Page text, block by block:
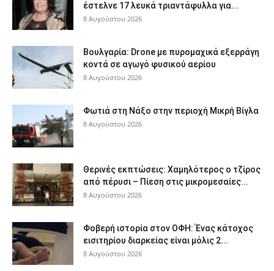
έστελνε 17 λευκά τριαντάφυλλα για...
8 Αυγούστου 2026
Βουλγαρία: Drone με πυρομαχικά εξερράγη
κοντά σε αγωγό φυσικού αερίου
8 Αυγούστου 2026
Φωτιά στη Νάξο στην περιοχή Μικρή Βίγλα
8 Αυγούστου 2026
Θερινές εκπτώσεις: Χαμηλότερος ο τζίρος
από πέρυσι – Πίεση στις μικρομεσαίες...
8 Αυγούστου 2026
Φοβερή ιστορία στον ΟΦΗ: Ένας κάτοχος
εισιτηρίου διαρκείας είναι μόλις 2...
8 Αυγούστου 2026